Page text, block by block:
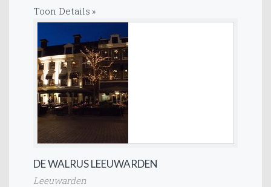
Toon Details
DE WALRUS LEEUWARDEN
Leeuwarden